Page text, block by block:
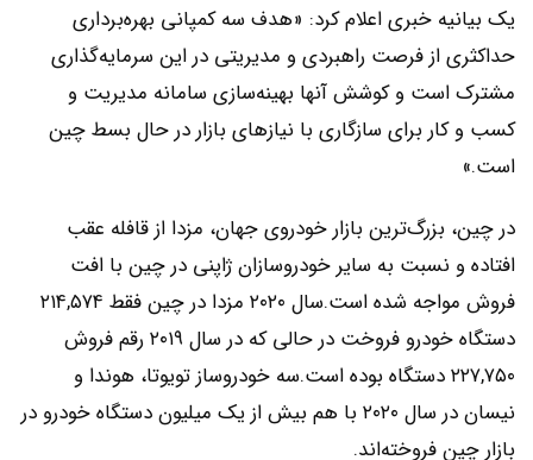
یک بیانیه خبری اعلام کرد: «هدف سه کمپانی بهره‌برداری
حداکثری از فرصت راهبردی و مدیریتی در این سرمایه‌گذاری
مشترک است و کوشش آنها بهینه‌سازی سامانه مدیریت و
کسب و کار برای سازگاری با نیازهای بازار در حال بسط چین
است.»
در چین، بزرگ‌ترین بازار خودروی جهان، مزدا از قافله عقب
افتاده و نسبت به سایر خودروسازان ژاپنی در چین با افت
فروش مواجه شده است.سال ۲۰۲۰ مزدا در چین فقط ۲۱۴,۵۷۴
دستگاه خودرو فروخت در حالی که در سال ۲۰۱۹ رقم فروش
۲۲۷,۷۵۰ دستگاه بوده است.سه خودروساز تویوتا، هوندا و
نیسان در سال ۲۰۲۰ با هم بیش از یک میلیون دستگاه خودرو در
بازار چین فروخته‌اند.